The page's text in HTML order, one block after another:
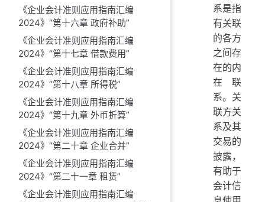
《企业会计准则应用指南汇编
2024》“第十六章 政府补助”
《企业会计准则应用指南汇编
2024》“第十七章 借款费用”
《企业会计准则应用指南汇编
2024》“第十八章 所得税”
《企业会计准则应用指南汇编
2024》“第十九章 外币折算”
《企业会计准则应用指南汇编
2024》“第二十章 企业合并”
《企业会计准则应用指南汇编
2024》“第二十一章 租赁”
《企业会计准则应用指南汇编
系是指
有关联
的各方
之间存
在的内
在联
系。关
联方关
系及其
交易的
披露，
有助于
会计信